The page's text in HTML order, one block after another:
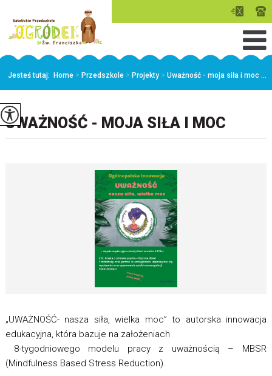
Jesteś tutaj: Home > Przedszkole > Projekty > Uważność - moja siła i moc ...
UWAŻNOŚĆ - MOJA SIŁA I MOC
„UWAŻNOŚĆ- nasza siła, wielka moc” to autorska innowacja
edukacyjna, która bazuje na założeniach
8-tygodniowego modelu pracy z uważnością – MBSR
(Mindfulness Based Stress Reduction).